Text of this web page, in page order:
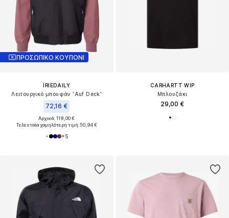
ΠΡΟΣΩΠΙΚΟ ΚΟΥΠΟΝΙ
IRIEDAILY
Λειτουργικό μπουφάν 'Auf Deck'
72,16 €
Αρχικά: 119,00 €
Τελευταία χαμηλότερη τιμή:50,94 €
+5
CARHARTT WIP
Μπλουζάκι
29,00 €